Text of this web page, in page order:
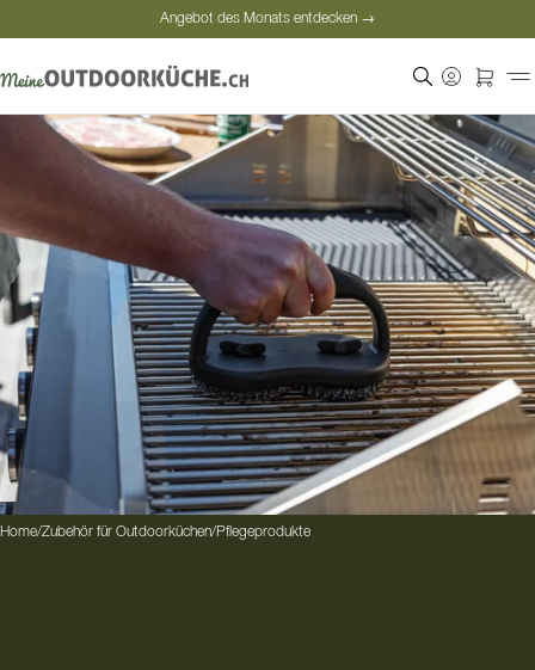
Angebot des Monats entdecken →
Angebot des Monats entdecken →
Home/Zubehör für Outdoorküchen/Pflegeprodukte